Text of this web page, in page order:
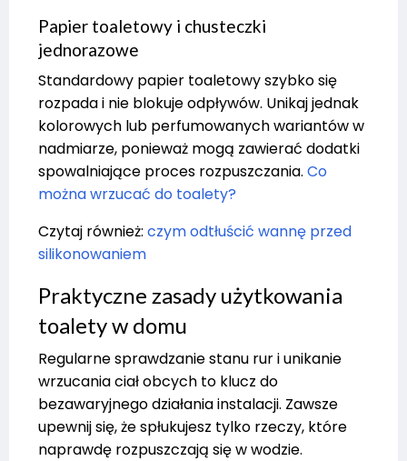
Papier toaletowy i chusteczki
jednorazowe
Standardowy papier toaletowy szybko się
rozpada i nie blokuje odpływów. Unikaj jednak
kolorowych lub perfumowanych wariantów w
nadmiarze, ponieważ mogą zawierać dodatki
spowalniające proces rozpuszczania. Co
można wrzucać do toalety?
Czytaj również: czym odtłuścić wannę przed
silikonowaniem
Praktyczne zasady użytkowania
toalety w domu
Regularne sprawdzanie stanu rur i unikanie
wrzucania ciał obcych to klucz do
bezawaryjnego działania instalacji. Zawsze
upewnij się, że spłukujesz tylko rzeczy, które
naprawdę rozpuszczają się w wodzie.